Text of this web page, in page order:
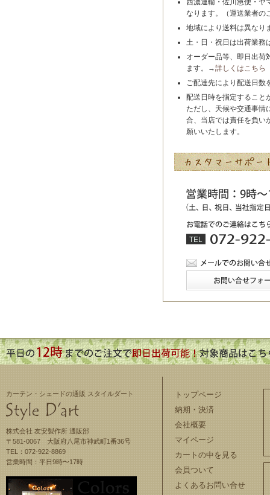
なります。（運送業者の
地域により送料は異なり
土・日・祝日は出荷業務
オーダー品等、即日出荷
ます。→詳しくはこちら
ご配達先により配送日数
配送日時を指定すること
ただし、天候や交通事情
合、当店では責任を負い
願いいたします。
カーテン・シェードの通販 スタイルダート
株式会社 友安製作所 通販部
〒581-0067 大阪府八尾市神武町1番36号
TEL：072-922-8869
営業時間：平日9時〜17時
トップページ
納期・決済
会社概要
マイページ
カートの中を見る
会員ついて
よくあるお問い合せ